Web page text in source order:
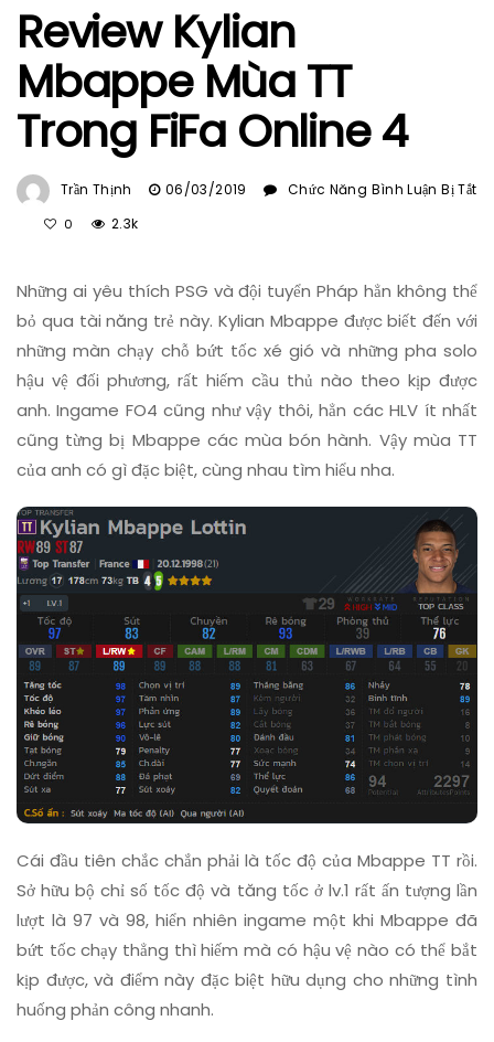
Review Kylian
Mbappe Mùa TT
Trong FiFa Online 4
Trần Thịnh 06/03/2019
Chức Năng Bình Luận Bị Tắt
Mbappe
Mùa
TT
Trong
FiFa
Online
4
0 2.3k
Những ai yêu thích PSG và đội tuyển Pháp hẳn không thể
bỏ qua tài năng trẻ này. Kylian Mbappe được biết đến với
những màn chạy chỗ bứt tốc xé gió và những pha solo
hậu vệ đối phương, rất hiếm cầu thủ nào theo kịp được
anh. Ingame FO4 cũng như vậy thôi, hẳn các HLV ít nhất
cũng từng bị Mbappe các mùa bón hành. Vậy mùa TT
của anh có gì đặc biệt, cùng nhau tìm hiểu nha.
Cái đầu tiên chắc chắn phải là tốc độ của Mbappe TT rồi.
Sở hữu bộ chỉ số tốc độ và tăng tốc ở lv.1 rất ấn tượng lần
lượt là 97 và 98, hiển nhiên ingame một khi Mbappe đã
bứt tốc chạy thẳng thì hiếm mà có hậu vệ nào có thể bắt
kịp được, và điểm này đặc biệt hữu dụng cho những tình
huống phản công nhanh.